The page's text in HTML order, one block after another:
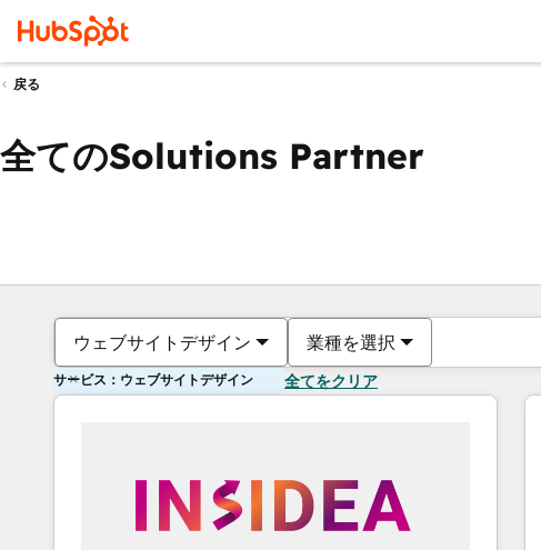
戻る
全てのSolutions Partner
ウェブサイトデザイン 業種を選択
サービス：ウェブサイトデザイン 全てをクリア